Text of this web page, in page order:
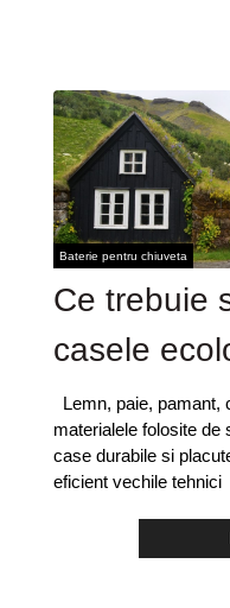
Baterie pentru chiuveta
Ce trebuie
casele
Lemn, paie, pamant,
materialele folosite de
case durabile si
eficient vechile tehnici